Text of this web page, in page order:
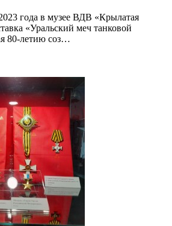
года в музее ВДВ «Крылатая
«Уральский меч танковой
80-летию соз…